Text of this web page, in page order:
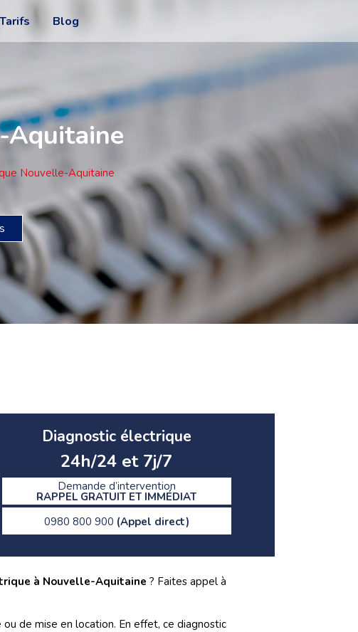
Tarifs Blog
Aquitaine
Nouvelle-Aquitaine
Diagnostic électrique
24h/24 et 7j/7
Demande d’intervention
RAPPEL GRATUIT ET IMMÉDIAT
0980 800 900 (Appel direct)
à Nouvelle-Aquitaine ? Faites appel à
de mise en location. En effet, ce diagnostic